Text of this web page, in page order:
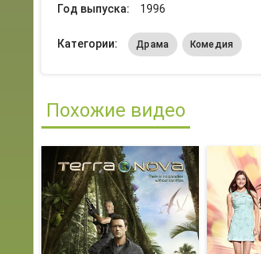
Год выпуска: 1996
Категории: Драма Комедия
Похожие видео